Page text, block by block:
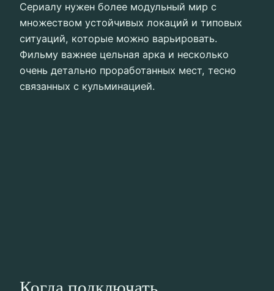
Сериалу нужен более модульный мир с
множеством устойчивых локаций и типовых
ситуаций, которые можно варьировать.
Фильму важнее цельная арка и несколько
очень детально проработанных мест, тесно
связанных с кульминацией.